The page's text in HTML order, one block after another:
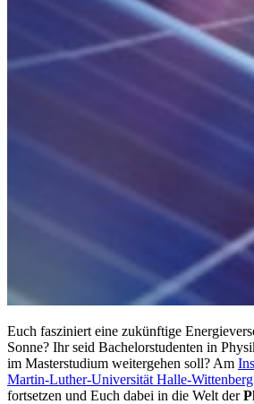
Euch fasziniert eine zukünftige
Sonne? Ihr seid Bachelorstudenten in
im Masterstudium weitergehen soll? Am
Martin-Luther-Universität Halle-Wittenberg
fortsetzen und Euch dabei in die Welt der